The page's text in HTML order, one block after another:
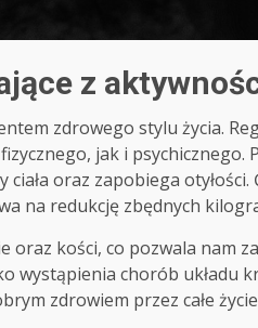
z
zdrowego stylu życia.
jak i psychicznego.
oraz zapobiega
na redukcję zbędnych
oraz kości, co pozwala nam
wystąpienia chorób układu
zdrowiem przez całe